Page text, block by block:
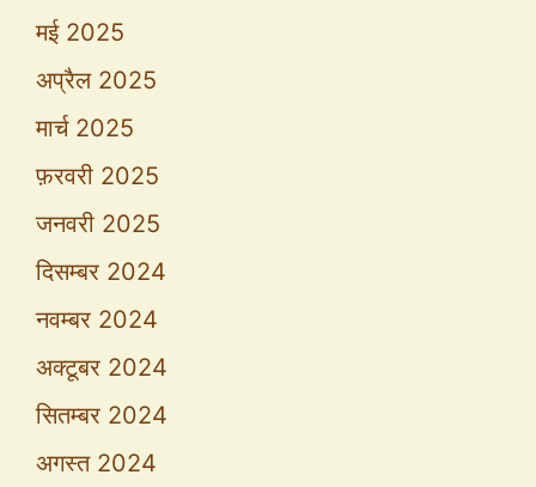
मई 2025
अप्रैल 2025
मार्च 2025
फ़रवरी 2025
जनवरी 2025
दिसम्बर 2024
नवम्बर 2024
अक्टूबर 2024
सितम्बर 2024
अगस्त 2024